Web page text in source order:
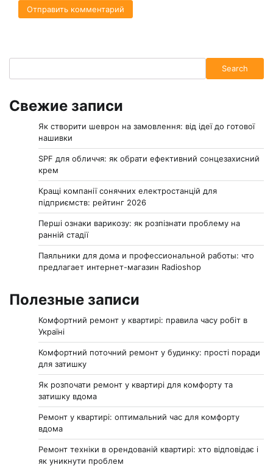
Search
Свежие записи
Як створити шеврон на замовлення: від ідеї до готової
нашивки
SPF для обличчя: як обрати ефективний сонцезахисний
крем
Кращі компанії сонячних електростанцій для
підприємств: рейтинг 2026
Перші ознаки варикозу: як розпізнати проблему на
ранній стадії
Паяльники для дома и профессиональной работы: что
предлагает интернет-магазин Radioshop
Полезные записи
Комфортний ремонт у квартирі: правила часу робіт в
Україні
Комфортний поточний ремонт у будинку: прості поради
для затишку
Як розпочати ремонт у квартирі для комфорту та
затишку вдома
Ремонт у квартирі: оптимальний час для комфорту
вдома
Ремонт техніки в орендованій квартирі: хто відповідає і
як уникнути проблем